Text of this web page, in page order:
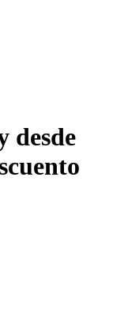
desde